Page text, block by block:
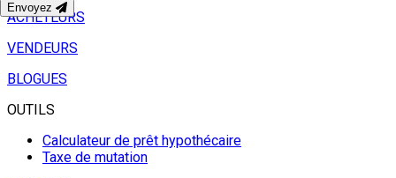
ACHETEURS
VENDEURS
BLOGUES
OUTILS
Calculateur de prêt hypothécaire
Taxe de mutation
Envoyez